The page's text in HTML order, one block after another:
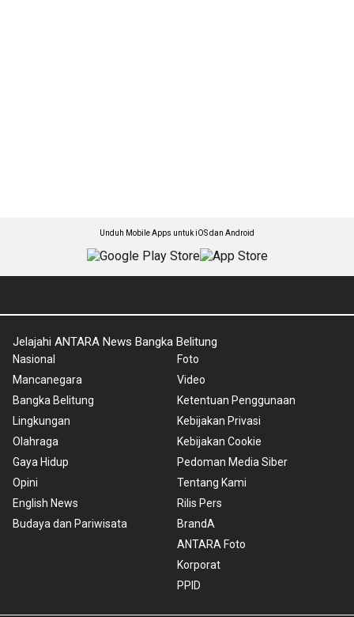
Unduh Mobile Apps untuk iOS dan Android
Jelajahi ANTARA News Bangka Belitung
Nasional
Mancanegara
Bangka Belitung
Lingkungan
Olahraga
Gaya Hidup
Opini
English News
Budaya dan Pariwisata
Foto
Video
Ketentuan Penggunaan
Kebijakan Privasi
Kebijakan Cookie
Pedoman Media Siber
Tentang Kami
Rilis Pers
BrandA
ANTARA Foto
Korporat
PPID